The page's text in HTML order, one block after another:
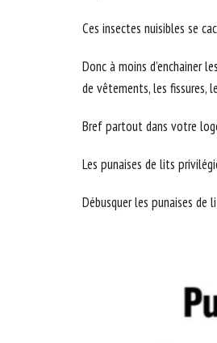
Ces insectes nuisibles se
Donc à moins d’enchainer
de vêtements, les fissures,
Bref partout dans votre
Les punaises de lits
Débusquer les punaises